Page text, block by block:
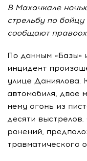
В Махачкале
стрельбу по
сообщают
По данным «Базы»
инцидент
улице Даниялова.
автомобиля, двое
нему огонь из
десяти
ранений,
травматического